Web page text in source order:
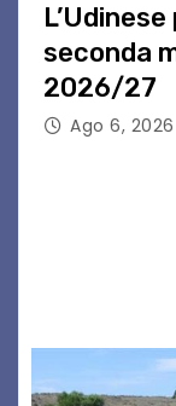
seconda
2026/27
Ago 6, 2026